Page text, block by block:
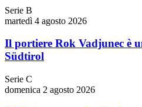
Serie B
martedì 4 agosto 2026
Il portiere Rok Vadjunec è
Südtirol
Serie C
domenica 2 agosto 2026